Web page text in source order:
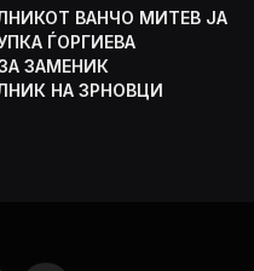
ВАНЧО МИТЕВ ЈА
ЃОРГИЕВА
ЗАМЕНИК
НА ЗРНОВЦИ